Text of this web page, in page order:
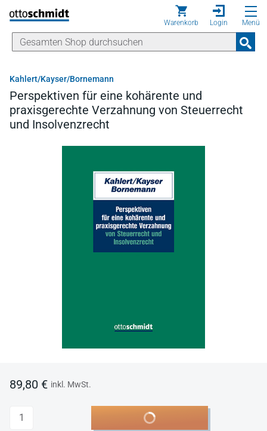
Direkt zum Inhalt
Warenkorb Login Menü
Kahlert/Kayser/Bornemann
Perspektiven für eine kohärente und
praxisgerechte Verzahnung von Steuerrecht
und Insolvenzrecht
89,80 € inkl. MwSt.
Anzahl In den Warenkorb